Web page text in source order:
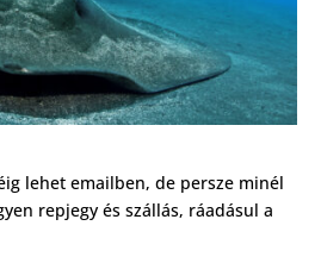
lehet emailben, de persze minél
repjegy és szállás, ráadásul a